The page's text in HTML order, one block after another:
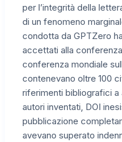
per l’integrità della
di un fenomeno
condotta da GPTZero
accettati alla
conferenza mondiale
contenevano oltre 100
riferimenti bibliografici
autori inventati, DOI
pubblicazione
avevano superato